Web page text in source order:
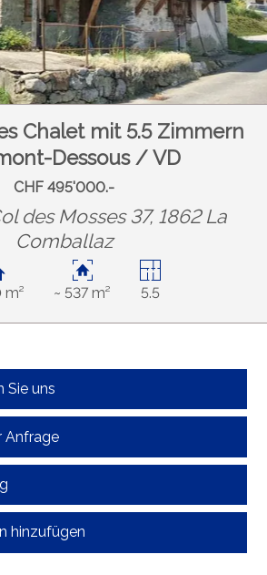
Chalet mit 5.5 Zimmern
Dessous / VD
CHF 495'000.-
des Mosses 37, 1862 La
Comballaz
m² ~ 537 m² 5.5
Sie uns
Anfrage
hinzufügen